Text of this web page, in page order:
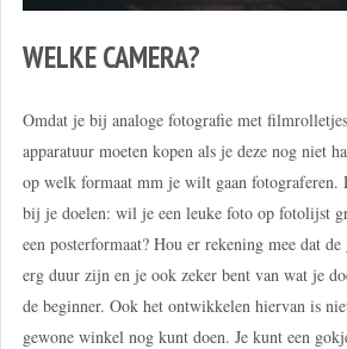
WELKE CAMERA?
Omdat je bij analoge fotografie met
apparatuur moeten kopen als je deze nog niet
op welk formaat mm je wilt gaan fotograferen.
bij je doelen: wil je een leuke foto op fotolijst
een posterformaat? Hou er rekening mee dat de
erg duur zijn en je ook zeker bent van wat je
de beginner. Ook het ontwikkelen hiervan is
gewone winkel nog kunt doen. Je kunt een